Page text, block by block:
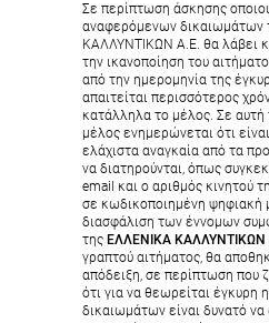
Σε περίπτωση άσκησης
αναφερόμενων δικαιωμάτων
ΚΑΛΛΥΝΤΙΚΩΝ Α.Ε. θα λάβει
την ικανοποίηση του
από την ημερομηνία της
απαιτείται περισσότερος
κατάλληλα το μέλος. Σε
μέλος ενημερώνεται ότι
ελάχιστα αναγκαία από τα
να διατηρούνται, όπως
email και ο αριθμός κινητού
σε κωδικοποιημένη ψηφιακή
διασφάλιση των έννομων
της ΕΛΛΕΝΙΚΑ ΚΑΛΛΥΝΤΙΚΩΝ
γραπτού αιτήματος, θα
απόδειξη, σε περίπτωση που
ότι για να θεωρείται
δικαιωμάτων είναι δυνατό να